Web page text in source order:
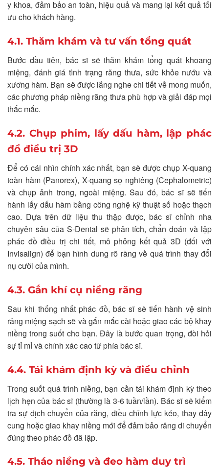
y khoa, đảm bảo an toàn, hiệu quả và mang lại kết quả tối
ưu cho khách hàng.
4.1. Thăm khám và tư vấn tổng quát
Bước đầu tiên, bác sĩ sẽ thăm khám tổng quát khoang
miệng, đánh giá tình trạng răng thưa, sức khỏe nướu và
xương hàm. Bạn sẽ được lắng nghe chi tiết về mong muốn,
các phương pháp niềng răng thưa phù hợp và giải đáp mọi
thắc mắc.
4.2. Chụp phim, lấy dấu hàm, lập phác
đồ điều trị 3D
Để có cái nhìn chính xác nhất, bạn sẽ được chụp X-quang
toàn hàm (Panorex), X-quang sọ nghiêng (Cephalometric)
và chụp ảnh trong, ngoài miệng. Sau đó, bác sĩ sẽ tiến
hành lấy dấu hàm bằng công nghệ kỹ thuật số hoặc thạch
cao. Dựa trên dữ liệu thu thập được, bác sĩ chỉnh nha
chuyên sâu của S-Dental sẽ phân tích, chẩn đoán và lập
phác đồ điều trị chi tiết, mô phỏng kết quả 3D (đối với
Invisalign) để bạn hình dung rõ ràng về quá trình thay đổi
nụ cười của mình.
4.3. Gắn khí cụ niềng răng
Sau khi thống nhất phác đồ, bác sĩ sẽ tiến hành vệ sinh
răng miệng sạch sẽ và gắn mắc cài hoặc giao các bộ khay
niềng trong suốt cho bạn. Đây là bước quan trọng, đòi hỏi
sự tỉ mỉ và chính xác cao từ phía bác sĩ.
4.4. Tái khám định kỳ và điều chỉnh
Trong suốt quá trình niềng, bạn cần tái khám định kỳ theo
lịch hẹn của bác sĩ (thường là 3-6 tuần/lần). Bác sĩ sẽ kiểm
tra sự dịch chuyển của răng, điều chỉnh lực kéo, thay dây
cung hoặc giao khay niềng mới để đảm bảo răng di chuyển
đúng theo phác đồ đã lập.
4.5. Tháo niềng và đeo hàm duy trì